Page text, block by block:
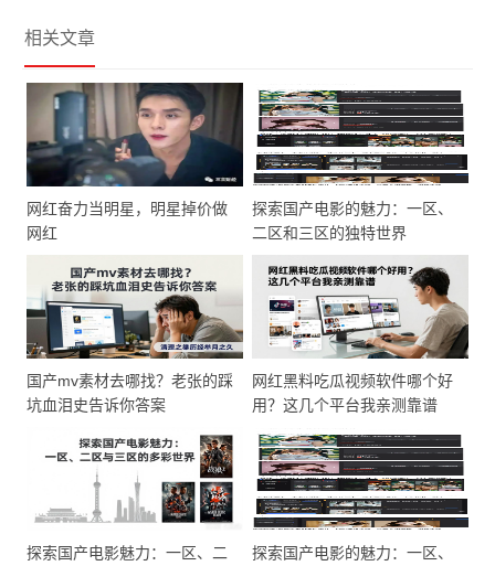
相关文章
网红奋力当明星，明星掉价做
网红
探索国产电影的魅力：一区、
二区和三区的独特世界
国产mv素材去哪找？老张的踩
坑血泪史告诉你答案
网红黑料吃瓜视频软件哪个好
用？这几个平台我亲测靠谱
探索国产电影魅力：一区、二
探索国产电影的魅力：一区、